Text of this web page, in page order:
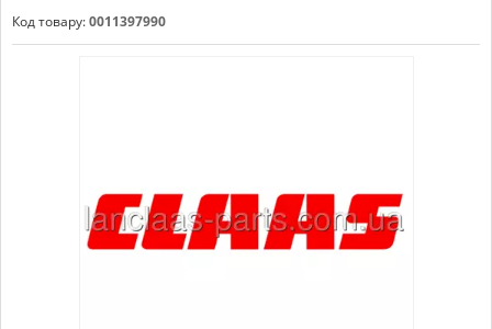
Код товару:0011397990